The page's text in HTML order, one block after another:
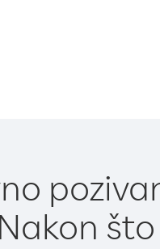
Nakon